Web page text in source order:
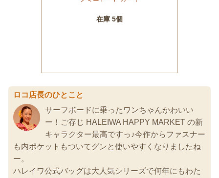
ロコ店長のひとこと
サーフボードに乗ったワンちゃんかわいい
ー！ご存じ HALEIWA HAPPY MARKET の新
キャラクター最高ですっ♪今作からファスナー
も内ポケットもついてグンと使いやすくなりましたね
ー。
ハレイワ公式バッグは大人気シリーズで何年にもわた